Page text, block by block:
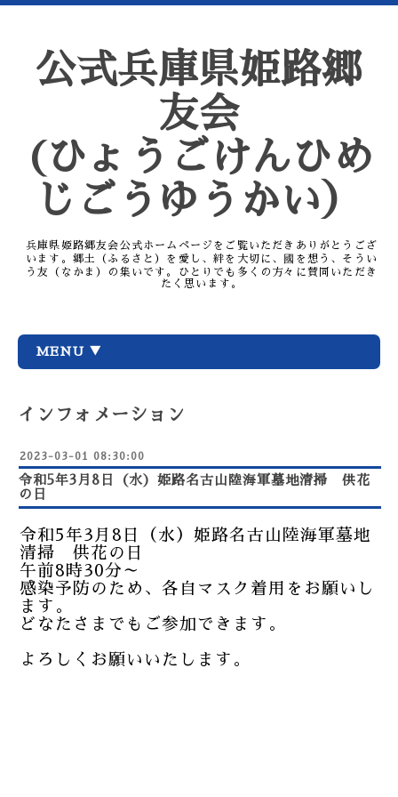
公式兵庫県姫路郷
友会
(ひょうごけんひめ
じごうゆうかい）
兵庫県姫路郷友会公式ホームページをご覧いただきありがとうござ
います。郷土（ふるさと）を愛し、絆を大切に、國を想う、そうい
う友（なかま）の集いです。ひとりでも多くの方々に賛同いただき
たく思います。
MENU ▼
インフォメーション
2023-03-01 08:30:00
令和5年3月8日（水）姫路名古山陸海軍墓地清掃 供花
の日
令和5年3月8日（水）姫路名古山陸海軍墓地
清掃 供花の日
午前8時30分～
感染予防のため、各自マスク着用をお願いし
ます。
どなたさまでもご参加できます。
よろしくお願いいたします。